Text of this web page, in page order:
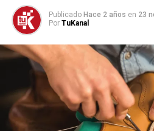
Publicado Hace 2 años en 23
Por TuKanal